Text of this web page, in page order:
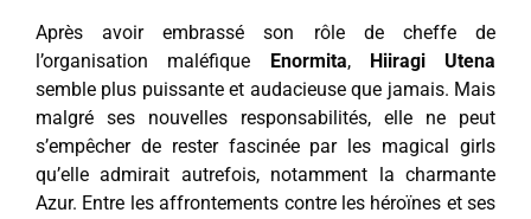
Après avoir embrassé son rôle de cheffe de
l’organisation maléfique
Enormita,
Hiiragi Utena
semble plus puissante et audacieuse que jamais. Mais
malgré ses nouvelles responsabilités, elle ne peut
s’empêcher de rester fascinée par les magical girls
qu’elle admirait autrefois, notamment la charmante
Azur. Entre les affrontements contre les héroïnes et ses